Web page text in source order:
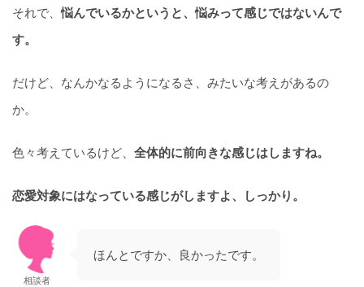
それで、悩んでいるかというと、悩みって感じではないんで
す。
だけど、なんかなるようになるさ、みたいな考えがあるの
か。
色々考えているけど、 全体的に前向きな感じはしますね。
恋愛対象にはなっている感じがしますよ、しっかり。
相談者
ほんとですか、良かったです。